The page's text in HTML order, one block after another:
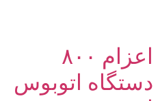
اعزام ۸۰۰
دستگاه اتوبوس